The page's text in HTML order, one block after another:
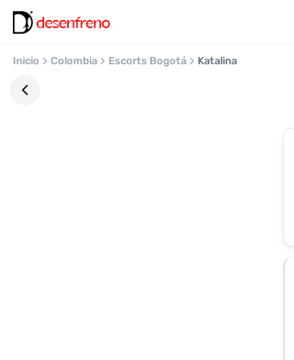
Inicio Colombia Escorts Bogotá Katalina